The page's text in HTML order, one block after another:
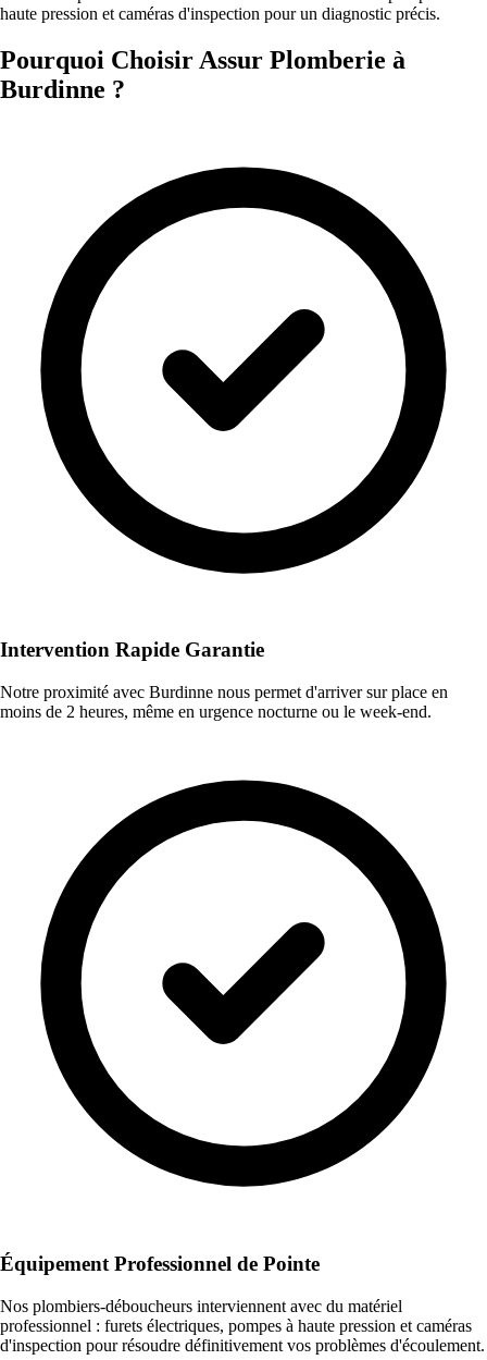
haute pression et caméras d'inspection pour un diagnostic précis.
Pourquoi Choisir Assur Plomberie à
Burdinne ?
Intervention Rapide Garantie
Notre proximité avec Burdinne nous permet d'arriver sur place en
moins de 2 heures, même en urgence nocturne ou le week-end.
Équipement Professionnel de Pointe
Nos plombiers-déboucheurs interviennent avec du matériel
professionnel : furets électriques, pompes à haute pression et caméras
d'inspection pour résoudre définitivement vos problèmes d'écoulement.